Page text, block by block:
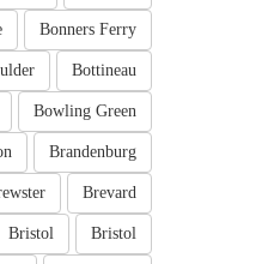
Bonners Ferry
Bottineau
Bowling Green
Brandenburg
Brevard
Bristol
Bristol